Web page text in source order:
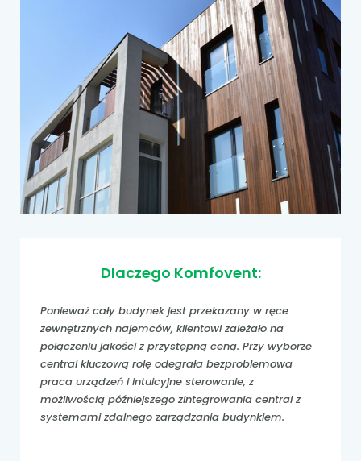
Dlaczego Komfovent:
Ponieważ cały budynek jest przekazany w ręce
zewnętrznych najemców, klientowi zależało na
połączeniu jakości z przystępną ceną. Przy wyborze
central kluczową rolę odegrała bezproblemowa
praca urządzeń i intuicyjne sterowanie, z
możliwością późniejszego zintegrowania central z
systemami zdalnego zarządzania budynkiem.